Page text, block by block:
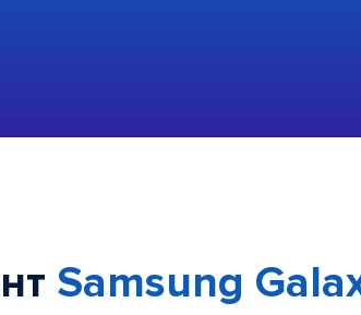
Samsung